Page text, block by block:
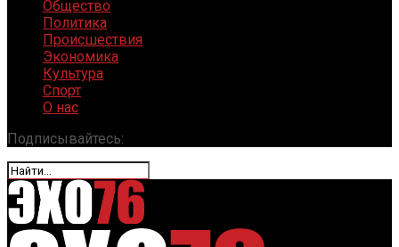
Общество
Политика
Происшествия
Экономика
Культура
Спорт
О нас
Подписывайтесь: